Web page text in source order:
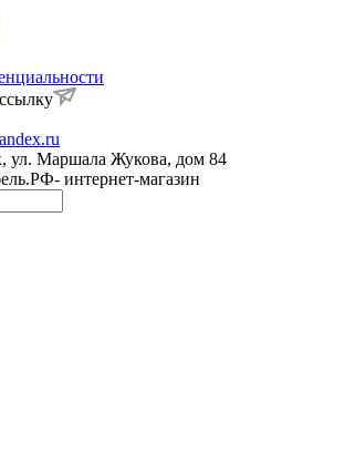
ул. Маршала Жукова, дом 84
интернет-магазин